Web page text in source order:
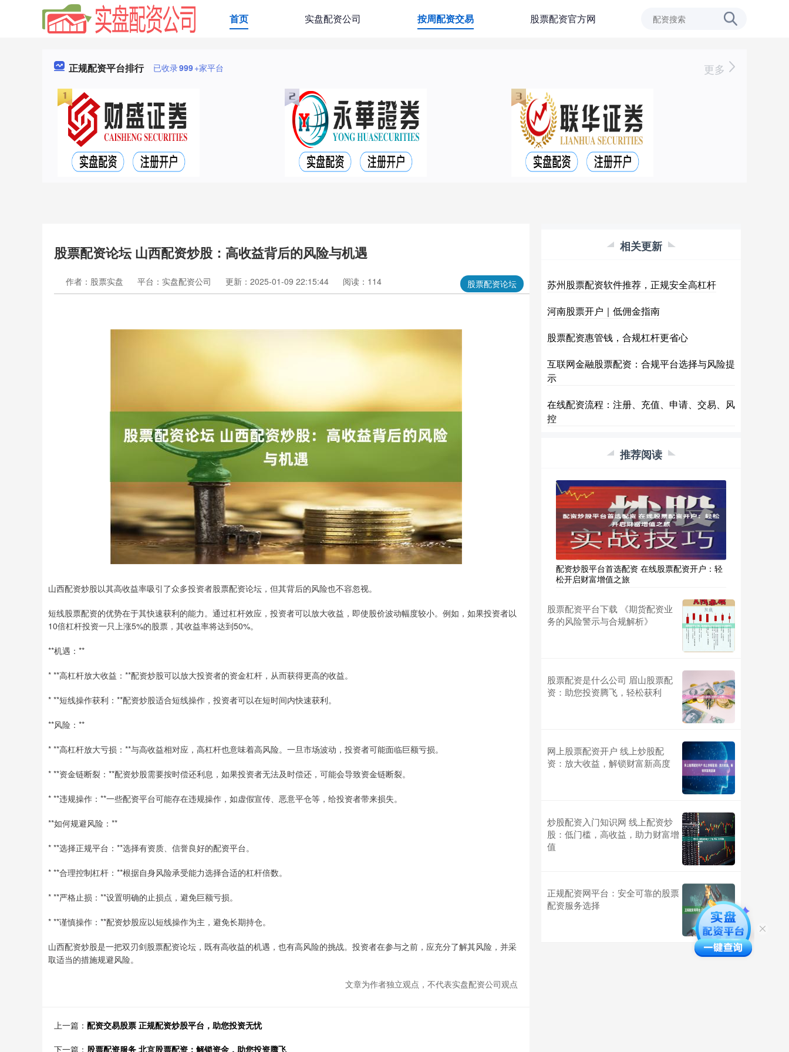
首页 实盘配资公司 按周配资交易 股票配资官方网
正规配资平台排行 已收录999+家平台 更多
股票配资论坛 山西配资炒股：高收益背后的风险与机遇
股票配资论坛
作者：股票实盘 平台：实盘配资公司 更新：2025-01-09 22:15:44 阅读：114
山西配资炒股以其高收益率吸引了众多投资者股票配资论坛，但其背后的风险也不容忽视。
短线股票配资的优势在于其快速获利的能力。通过杠杆效应，投资者可以放大收益，即使股价波动幅度较小。例如，如果投资者以
10倍杠杆投资一只上涨5%的股票，其收益率将达到50%。
**机遇：**
* **高杠杆放大收益：**配资炒股可以放大投资者的资金杠杆，从而获得更高的收益。
* **短线操作获利：**配资炒股适合短线操作，投资者可以在短时间内快速获利。
**风险：**
* **高杠杆放大亏损：**与高收益相对应，高杠杆也意味着高风险。一旦市场波动，投资者可能面临巨额亏损。
* **资金链断裂：**配资炒股需要按时偿还利息，如果投资者无法及时偿还，可能会导致资金链断裂。
* **违规操作：**一些配资平台可能存在违规操作，如虚假宣传、恶意平仓等，给投资者带来损失。
**如何规避风险：**
* **选择正规平台：**选择有资质、信誉良好的配资平台。
* **合理控制杠杆：**根据自身风险承受能力选择合适的杠杆倍数。
* **严格止损：**设置明确的止损点，避免巨额亏损。
* **谨慎操作：**配资炒股应以短线操作为主，避免长期持仓。
山西配资炒股是一把双刃剑股票配资论坛，既有高收益的机遇，也有高风险的挑战。投资者在参与之前，应充分了解其风险，并采
取适当的措施规避风险。
文章为作者独立观点，不代表实盘配资公司观点
上一篇： 配资交易股票 正规配资炒股平台，助您投资无忧
下一篇： 股票配资服务 北京股票配资：解锁资金，助您投资腾飞
相关更新
苏州股票配资软件推荐，正规安全高杠杆
河南股票开户｜低佣金指南
股票配资惠管钱，合规杠杆更省心
互联网金融股票配资：合规平台选择与风险提
示
在线配资流程：注册、充值、申请、交易、风
控
推荐阅读
配资炒股平台首选配资 在线股票配资开户：轻
松开启财富增值之旅
股票配资平台下载 《期货配资业
务的风险警示与合规解析》
股票配资是什么公司 眉山股票配
资：助您投资腾飞，轻松获利
网上股票配资开户 线上炒股配
资：放大收益，解锁财富新高度
炒股配资入门知识网 线上配资炒
股：低门槛，高收益，助力财富增
值
正规配资网平台：安全可靠的股票
配资服务选择